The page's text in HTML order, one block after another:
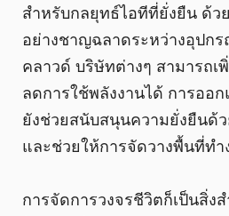
สำหรับกลยุทธ์ไอทีที่ยั่งยืน ด้ว
อย่างชาญฉลาดระหว่างอุปก
คลาวด์ บริษัทต่างๆ สามารถเ
ลดการใช้พลังงานได้ การออ
ยังช่วยสนับสนุนความยั่งยืนด้
และช่วยให้การจัดวางพื้นที่ท
การจัดการวงจรชีวิตก็เป็นสิ่ง